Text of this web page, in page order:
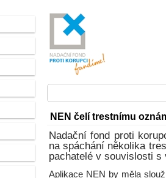
NEN čelí trestnímu
Nadační fond proti
na spáchání několika
pachatelé v souvislosti
Aplikace NEN by měla